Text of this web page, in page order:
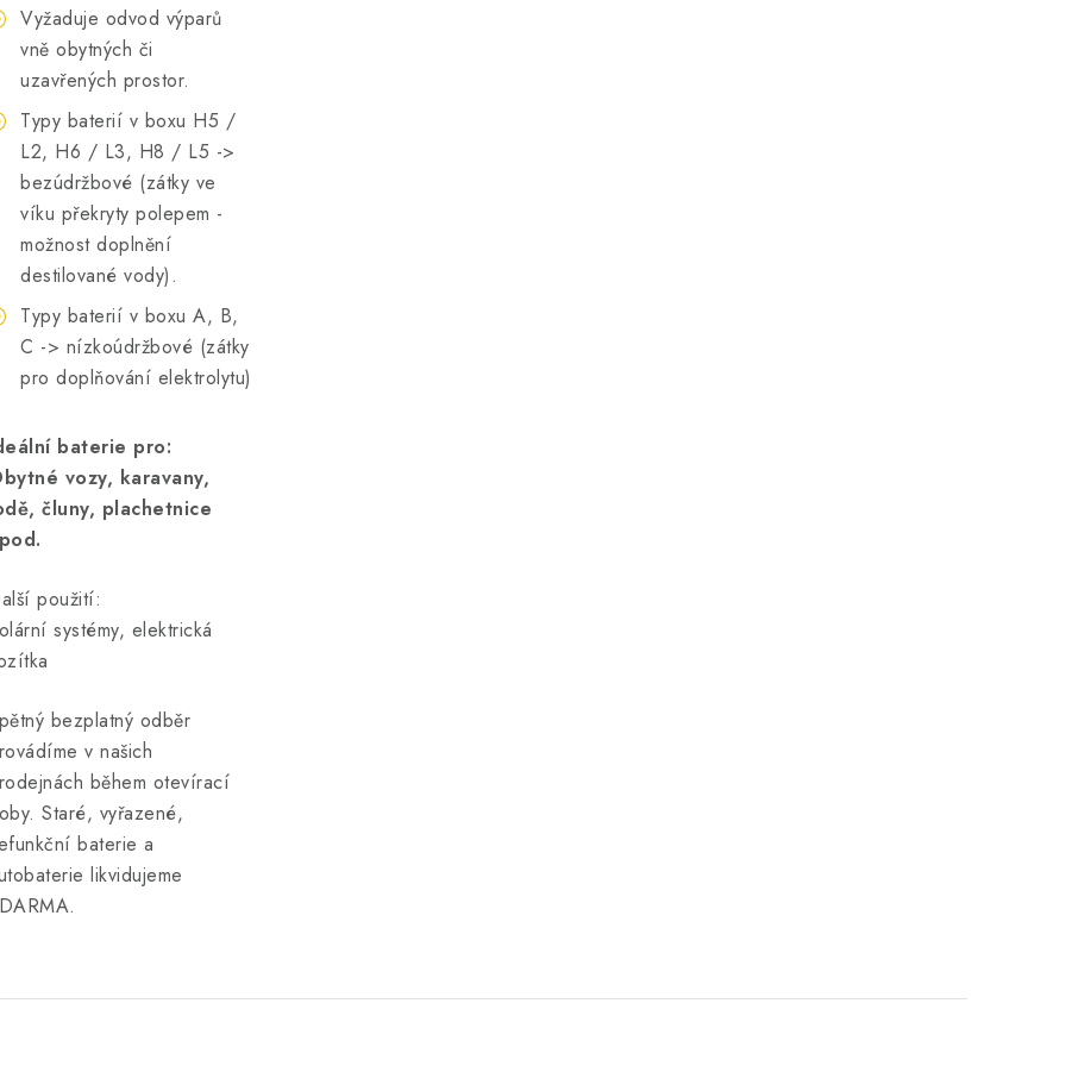
Vyžaduje odvod výparů
vně obytných či
uzavřených prostor.
Typy baterií v boxu H5 /
L2, H6 / L3, H8 / L5 ->
bezúdržbové (zátky ve
víku překryty polepem -
možnost doplnění
destilované vody).
Typy baterií v boxu A, B,
C -> nízkoúdržbové (zátky
pro doplňování elektrolytu)
baterie pro:
vozy, karavany,
čluny, plachetnice
použití:
systémy, elektrická
bezplatný odběr
v našich
během otevírací
Staré, vyřazené,
baterie a
likvidujeme